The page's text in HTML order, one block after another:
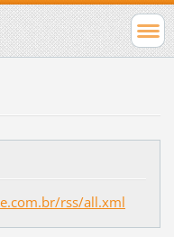
rss/all.xml